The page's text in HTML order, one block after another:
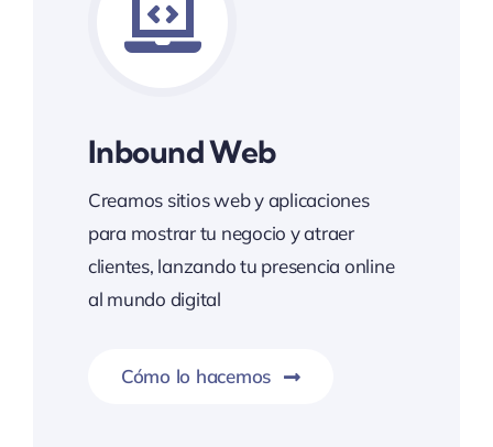
Inbound Web
Creamos sitios web y aplicaciones
para mostrar tu negocio y atraer
clientes, lanzando tu presencia online
al mundo digital
Cómo lo hacemos